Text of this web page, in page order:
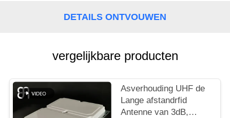
VERZOEK
OM
EEN
CITAAT
DETAILS ONTVOUWEN
vergelijkbare producten
Asverhouding UHF de
Lange afstandrfid
Antenne van 3dB,